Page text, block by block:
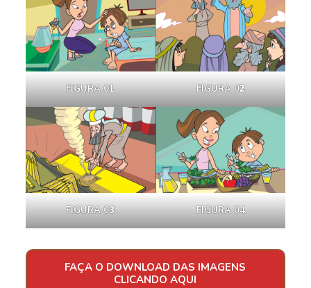
FIGURA 01 FIGURA 02
FIGURA 03 FIGURA 04
FAÇA O DOWNLOAD DAS IMAGENS
CLICANDO AQUI